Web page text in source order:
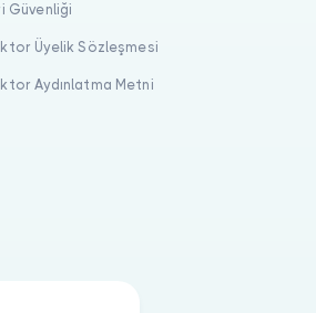
Güvenliği
Üyelik Sözleşmesi
Aydınlatma Metni